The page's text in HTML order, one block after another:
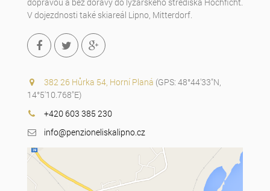
V dojezdnosti také skiareál Lipno, Mitterdorf.
382 26 Hůrka 54, Horní Planá (GPS: 48°44'33"N,
14°5'10.768"E)
+420 603 385 230
info@penzioneliskalipno.cz